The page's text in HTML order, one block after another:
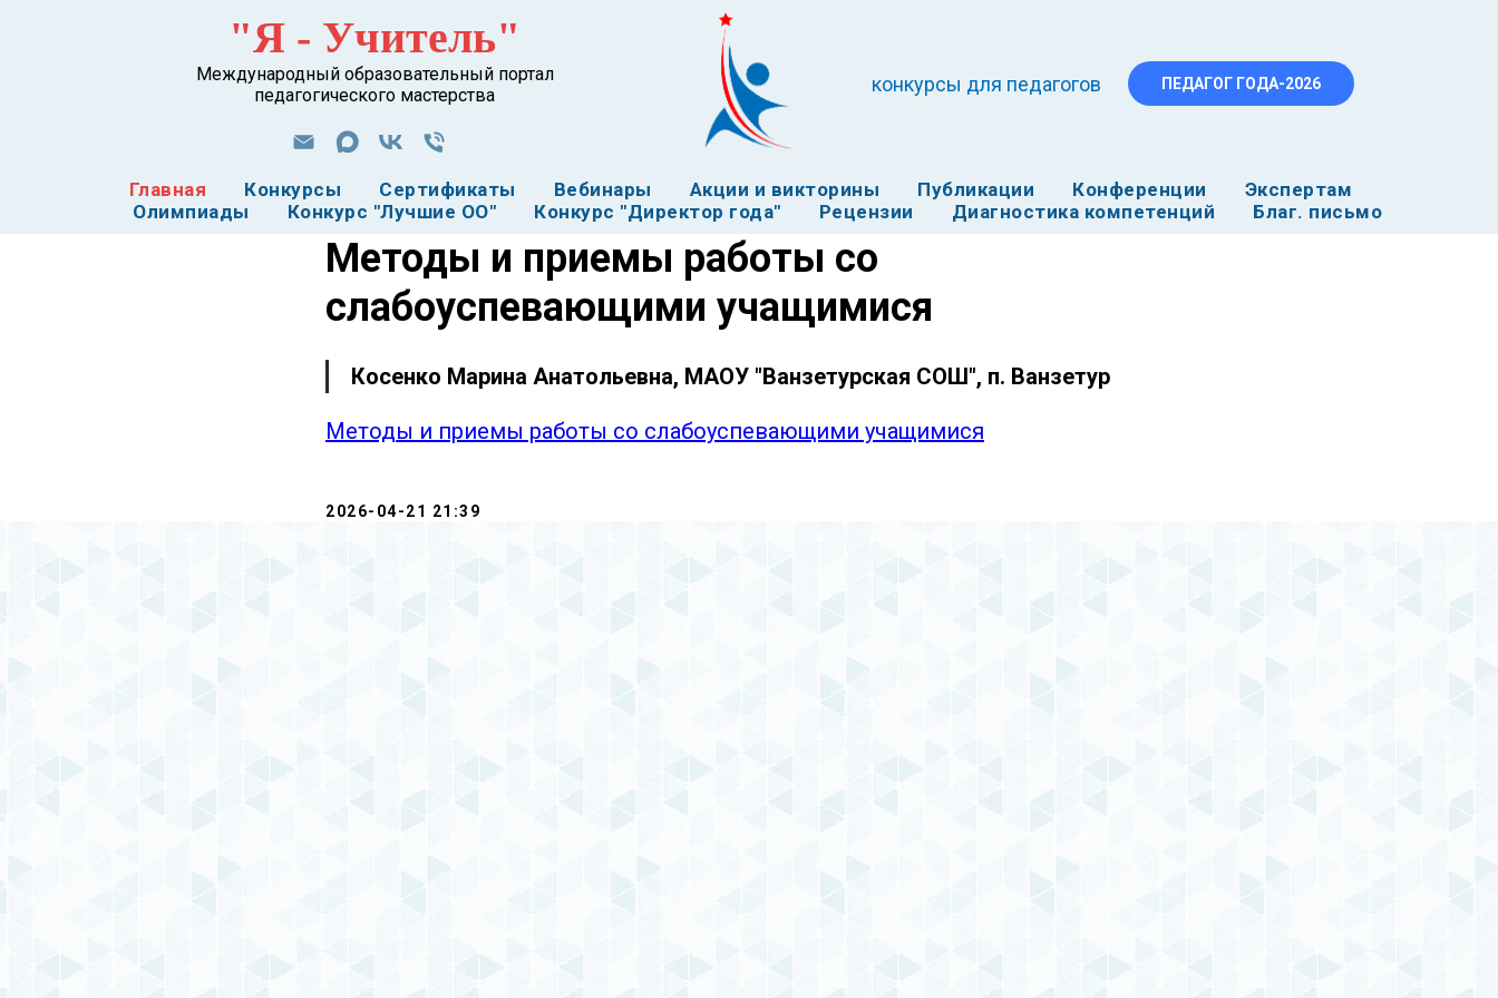
"Я - Учитель"
Международный образовательный портал
педагогического мастерства
конкурсы для педагогов ПЕДАГОГ ГОДА-2026
Главная Конкурсы Сертификаты Вебинары Акции и викторины Публикации Конференции
Экспертам
Олимпиады
Конкурс "Лучшие ОО" Конкурс "Директор года" Рецензии Диагностика компетенций Благ. письмо
Методы и приемы работы со
слабоуспевающими учащимися
Косенко Марина Анатольевна, МАОУ "Ванзетурская СОШ", п. Ванзетур
Методы и приемы работы со слабоуспевающими учащимися
2026-04-21 21:39